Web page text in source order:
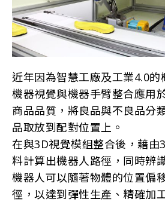
近年因為智慧工廠及工業4.0
機器視覺與機器手臂整合應用
商品品質，將良品與不良品分
品取放到配對位置上。
在與3D視覺模組整合後，藉由
料計算出機器人路徑，同時辨
機器人可以隨著物體的位置偏
徑，以達到彈性生產、精確加